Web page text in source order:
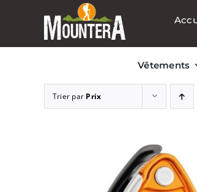
Vêtements
Trier par Prix